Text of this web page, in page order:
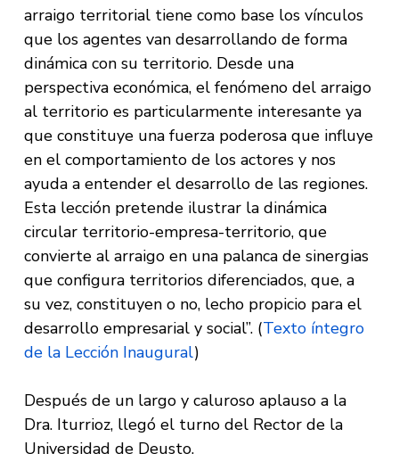
arraigo territorial tiene como base los vínculos
que los agentes van desarrollando de forma
dinámica con su territorio. Desde una
perspectiva económica, el fenómeno del arraigo
al territorio es particularmente interesante ya
que constituye una fuerza poderosa que influye
en el comportamiento de los actores y nos
ayuda a entender el desarrollo de las regiones.
Esta lección pretende ilustrar la dinámica
circular territorio-empresa-territorio, que
convierte al arraigo en una palanca de sinergias
que configura territorios diferenciados, que, a
su vez, constituyen o no, lecho propicio para el
desarrollo empresarial y social”. (Texto íntegro
de la Lección Inaugural)
Después de un largo y caluroso aplauso a la
Dra. Iturrioz, llegó el turno del Rector de la
Universidad de Deusto.